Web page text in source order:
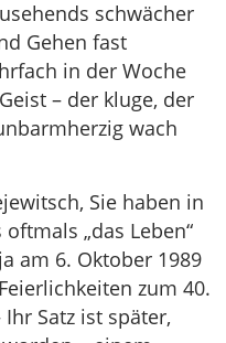
schwächer
Gehen fast
in der Woche
– der kluge, der
wach
Sie haben in
„das Leben“
am 6. Oktober 1989
zum 40.
Ihr Satz ist später,